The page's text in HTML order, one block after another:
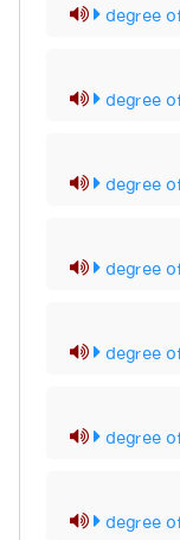
degree
degree
degree
degree
degree
degree
degree